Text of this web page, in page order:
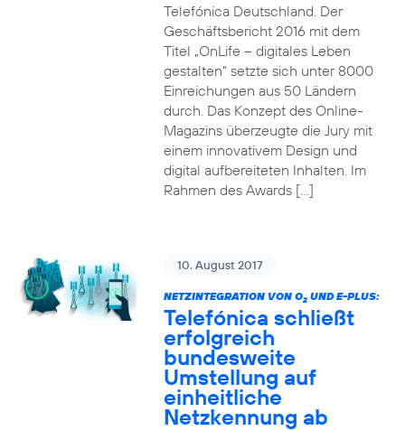
Telefónica Deutschland. Der
Geschäftsbericht 2016 mit dem
Titel „OnLife – digitales Leben
gestalten“ setzte sich unter 8000
Einreichungen aus 50 Ländern
durch. Das Konzept des Online-
Magazins überzeugte die Jury mit
einem innovativem Design und
digital aufbereiteten Inhalten. Im
Rahmen des Awards […]
10. August 2017
NETZINTEGRATION VON O2UND E-PLUS:
Telefónica schließt
erfolgreich
bundesweite
Umstellung auf
einheitliche
Netzkennung ab